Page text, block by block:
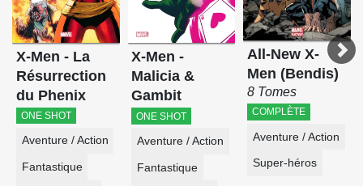
X-Men - La
Résurrection
du Phenix
ONE SHOT
Aventure / Action
Fantastique
X-Men -
Malicia &
Gambit
ONE SHOT
Aventure / Action
Fantastique
All-New X-
Men (Bendis)
8 Tomes
COMPLÈTE
Aventure / Action
Super-héros